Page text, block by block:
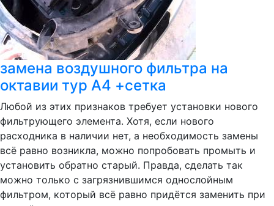
замена воздушного фильтра на
октавии тур А4 +сетка
Любой из этих признаков требует установки нового
фильтрующего элемента. Хотя, если нового
расходника в наличии нет, а необходимость замены
всё равно возникла, можно попробовать промыть и
установить обратно старый. Правда, сделать так
можно только с загрязнившимся однослойным
фильтром, который всё равно придётся заменить при